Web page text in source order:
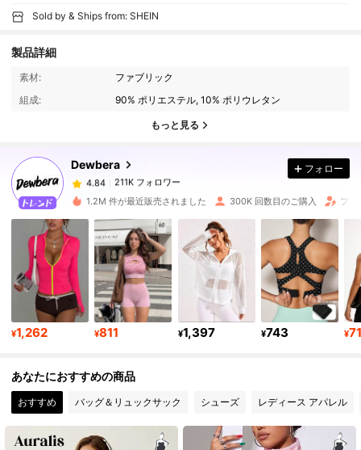
Sold by & Ships from: SHEIN
製品詳細
素材:
ファブリック
組成:
90% ポリエステル, 10% ポリウレタン
もっと見る
Dewbera
211K フォロワー
211K フォロワー
4.84
211K フォロワー
a***3は 1日前に購入しました
4.84 211K フォロワー
4.84 211K フォロワー
4.84 211K フォロワー
4.84 211K フォロワー
4.84 211K フォロワー
フォロー
1.2M 件が最近販売されました 300K 回数目のご購入 フォ
¥1,262 ¥811 ¥1,397 ¥743 ¥
あなたにおすすめの商品
おすすめ バッグ＆リュックサック シューズ レディース アパレル